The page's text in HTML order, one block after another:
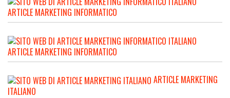
ARTICLE MARKETING INFORMATICO
ARTICLE MARKETING INFORMATICO
ARTICLE MARKETING
ITALIANO